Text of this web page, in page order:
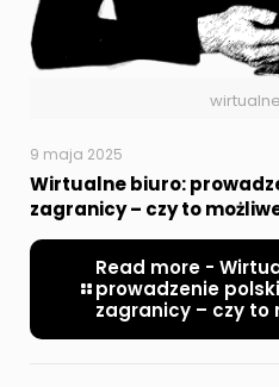
9 maja 2025
Wirtualne biuro:
zagranicy – czy to
Read more -
prowadzenie
zagranicy – czy to